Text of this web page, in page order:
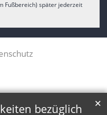
Fußbereich) später jederzeit
bezüglich
✕